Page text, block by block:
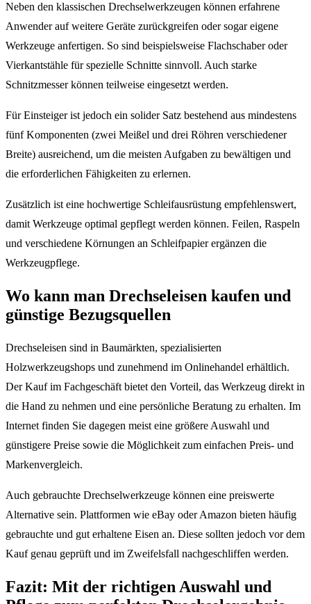
Neben den klassischen Drechselwerkzeugen können erfahrene
Anwender auf weitere Geräte zurückgreifen oder sogar eigene
Werkzeuge anfertigen. So sind beispielsweise Flachschaber oder
Vierkantstähle für spezielle Schnitte sinnvoll. Auch starke
Schnitzmesser können teilweise eingesetzt werden.
Für Einsteiger ist jedoch ein solider Satz bestehend aus mindestens
fünf Komponenten (zwei Meißel und drei Röhren verschiedener
Breite) ausreichend, um die meisten Aufgaben zu bewältigen und
die erforderlichen Fähigkeiten zu erlernen.
Zusätzlich ist eine hochwertige Schleifausrüstung empfehlenswert,
damit Werkzeuge optimal gepflegt werden können. Feilen, Raspeln
und verschiedene Körnungen an Schleifpapier ergänzen die
Werkzeugpflege.
Wo kann man Drechseleisen kaufen und
günstige Bezugsquellen
Drechseleisen sind in Baumärkten, spezialisierten
Holzwerkzeugshops und zunehmend im Onlinehandel erhältlich.
Der Kauf im Fachgeschäft bietet den Vorteil, das Werkzeug direkt in
die Hand zu nehmen und eine persönliche Beratung zu erhalten. Im
Internet finden Sie dagegen meist eine größere Auswahl und
günstigere Preise sowie die Möglichkeit zum einfachen Preis- und
Markenvergleich.
Auch gebrauchte Drechselwerkzeuge können eine preiswerte
Alternative sein. Plattformen wie eBay oder Amazon bieten häufig
gebrauchte und gut erhaltene Eisen an. Diese sollten jedoch vor dem
Kauf genau geprüft und im Zweifelsfall nachgeschliffen werden.
Fazit: Mit der richtigen Auswahl und